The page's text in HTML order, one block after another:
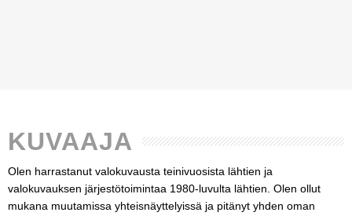
KUVAAJA
Olen harrastanut valokuvausta teinivuosista lähtien ja
valokuvauksen järjestötoimintaa 1980-luvulta lähtien. Olen ollut
mukana muutamissa yhteisnäyttelyissä ja pitänyt yhden oman